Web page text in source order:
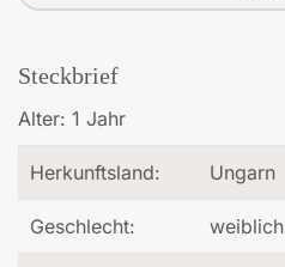
Steckbrief
Alter: 1 Jahr
Herkunftsland: Ungarn
Geschlecht: weiblich